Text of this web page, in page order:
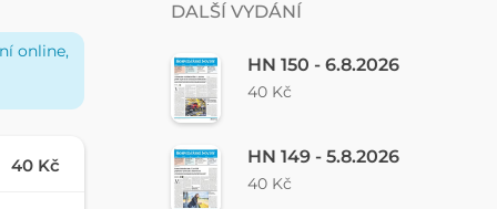
online,
40 Kč
DALŠÍ VYDÁNÍ
HN 150 - 6.8.2026
40 Kč
HN 149 - 5.8.2026
40 Kč